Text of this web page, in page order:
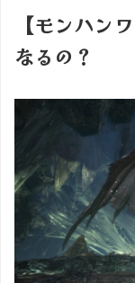
【モンハン
なるの？